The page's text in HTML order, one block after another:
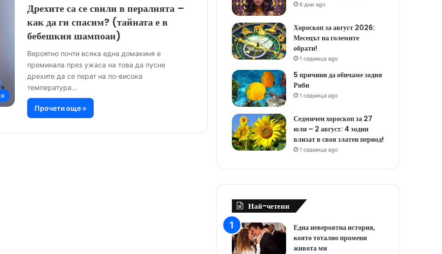
Дрехите са се свили в пералнята –
как да ги спасим? (тайната е в
бебешкия шампоан)
Вероятно почти всяка една домакиня е
преминала през ужаса на това да пусне
дрехите да се перат на по-висока
температура…
Прочети още »
6 дни ago
Хороскоп за август 2026:
Месецът на големите
обрати!
1 седмица ago
5 причини да обичаме зодия
Риби
1 седмица ago
Седмичен хороскоп за 27
юли – 2 август: 4 зодии
влизат в своя златен период!
1 седмица ago
Най-четени
Една невероятна история,
която тотално промени
живота ми